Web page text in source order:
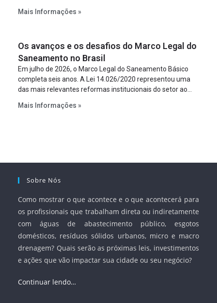
empreendimento. Ou seja, a suposta “fraude à licitação” é
projeto a projeto.
Mais Informações »
Os avanços e os desafios do Marco Legal do
Saneamento no Brasil
Em julho de 2026, o Marco Legal do Saneamento Básico
completa seis anos. A Lei 14.026/2020 representou uma
das mais relevantes reformas institucionais do setor ao
serviços, ampliar a participação da iniciativa privada,
Mais Informações »
Sobre Nós
Como mostrar o que acontece e o que acontecerá para
os profissionais que trabalham direta ou indiretamente
com águas de abastecimento público, esgotos
domésticos, resíduos sólidos urbanos, micro e macro
drenagem? Quais serão as próximas leis, investimentos
e ações que vão impactar sua cidade ou seu negócio?
Continuar lendo…